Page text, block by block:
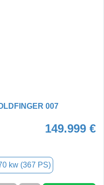
007
149.999 €
kw (367 PS)